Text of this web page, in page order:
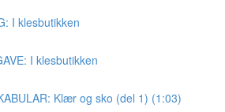
I klesbutikken
I klesbutikken
Klær og sko (del 1) (1:03)